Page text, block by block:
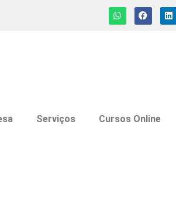
Serviços Cursos Online